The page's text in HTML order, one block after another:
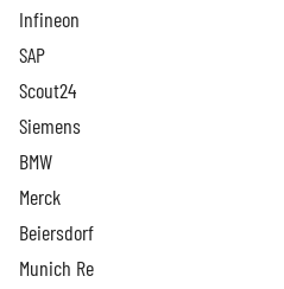
Infineon
SAP
Scout24
Siemens
BMW
Merck
Beiersdorf
Munich Re